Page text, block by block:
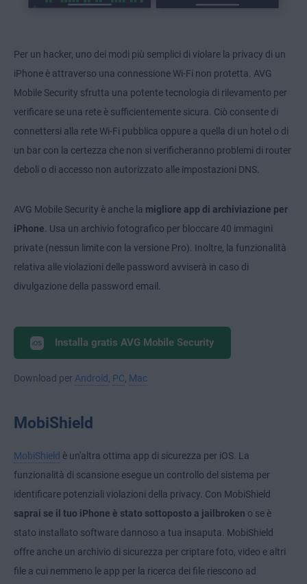
Per un hacker, uno dei modi più semplici di violare la privacy di un
iPhone è attraverso una connessione Wi-Fi non protetta. AVG
Mobile Security sfrutta una potente tecnologia di rilevamento per
verificare se una rete è sufficientemente sicura. Ciò consente di
connettersi alla rete Wi-Fi pubblica oppure a quella di un hotel o di
un bar con la certezza che non si verificheranno problemi di router
deboli o di accesso non autorizzato alle impostazioni DNS.
AVG Mobile Security è anche la migliore app di archiviazione per
iPhone . Usa un archivio fotografico per bloccare 40 immagini
private (nessun limite con la versione Pro). Inoltre, la funzionalità
relativa alle violazioni delle password avviserà in caso di
divulgazione della password email.
Installa gratis AVG Mobile Security
Download per Android PC Mac
MobiShield
MobiShield è un'altra ottima app di sicurezza per iOS. La
funzionalità di scansione esegue un controllo del sistema per
identificare potenziali violazioni della privacy. Con MobiShield
saprai se il tuo iPhone è stato sottoposto a jailbroken o se è
stato installato software dannoso a tua insaputa. MobiShield
offre anche un archivio di sicurezza per criptare foto, video e altri
file a cui nemmeno le app per la ricerca dei file riescono ad